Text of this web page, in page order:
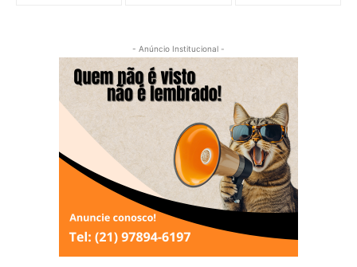
- Anúncio Institucional -